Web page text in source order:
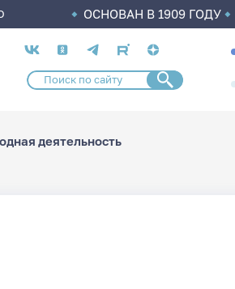
ОСНОВАН В 1909 ГОДУ
Социальные
сети
деятельность